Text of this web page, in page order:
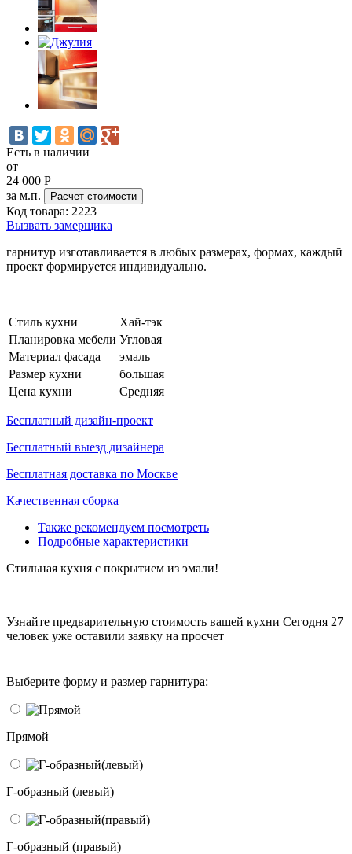
Есть в наличии
от
24 000 Р
за м.п.
Расчет стоимости
Код товара: 2223
Вызвать замерщика
гарнитур изготавливается в любых размерах, формах, каждый
проект формируется индивидуально.
Стиль кухни
Хай-тэк
Планировка мебели Угловая
Материал фасада
эмаль
Размер кухни
большая
Цена кухни
Средняя
Бесплатный дизайн-проект
Бесплатный выезд дизайнера
Бесплатная доставка по Москве
Качественная сборка
Также рекомендуем посмотреть
Подробные характеристики
Стильная кухня с покрытием из эмали!
Узнайте предварительную стоимость вашей кухни Сегодня 27
человек уже оставили заявку на просчет
Выберите форму и размер гарнитура:
Прямой
Г-образный (левый)
Г-образный (правый)